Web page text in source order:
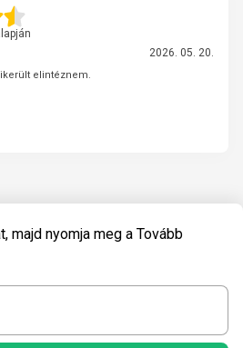
2026. 05. 20.
sikerült elintéznem.
majd nyomja meg a Tovább